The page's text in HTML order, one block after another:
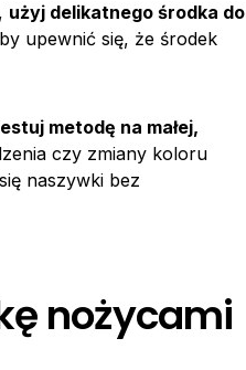
użyj delikatnego środka do
upewnić się, że środek
metodę na małej,
czy zmiany koloru
naszywki bez
nożycami